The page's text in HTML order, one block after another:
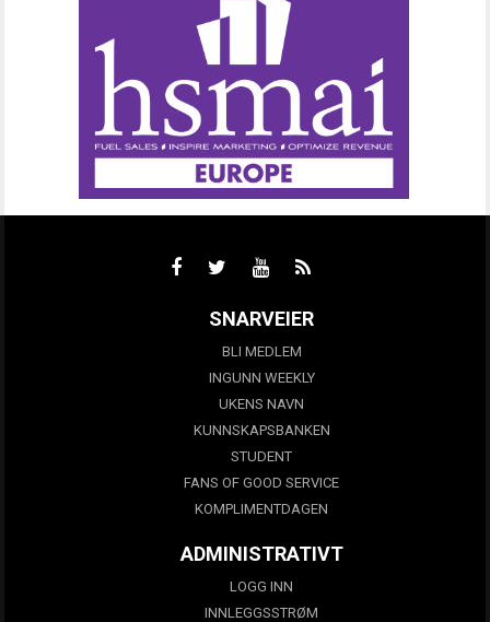
SNARVEIER
BLI MEDLEM
INGUNN WEEKLY
UKENS NAVN
KUNNSKAPSBANKEN
STUDENT
FANS OF GOOD SERVICE
KOMPLIMENTDAGEN
ADMINISTRATIVT
LOGG INN
INNLEGGSSTRØM